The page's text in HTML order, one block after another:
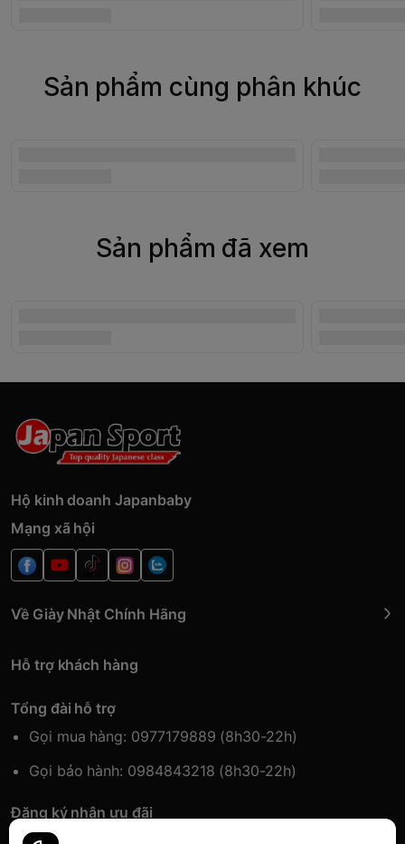
Sản phẩm cùng phân khúc
Sản phẩm đã xem
Hộ kinh doanh Japanbaby
Mạng xã hội
Về Giày Nhật Chính Hãng
Hỗ trợ khách hàng
Tổng đài hỗ trợ
Gọi mua hàng: 0977179889 (8h30-22h)
Gọi bảo hành: 0984843218 (8h30-22h)
Đăng ký nhận ưu đãi
Đăng kí để nhận thông tin ưu đãi sớm nhất.